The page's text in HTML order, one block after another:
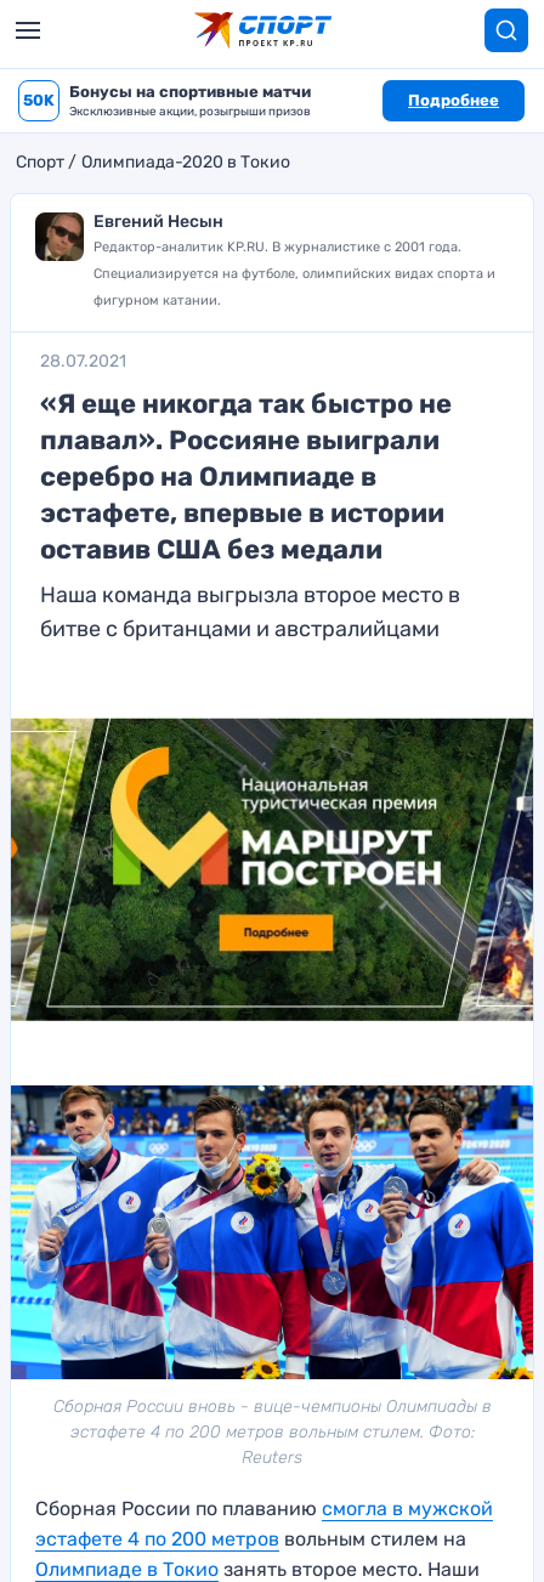
50K Бонусы на спортивные матчи
Эксклюзивные акции, розыгрыши призов
Подробнее
Спорт Олимпиада-2020 в Токио
Евгений Несын
Редактор-аналитик KP.RU. В журналистике с 2001 года.
Специализируется на футболе, олимпийских видах спорта и
фигурном катании.
28.07.2021
«Я еще никогда так быстро не
плавал». Россияне выиграли
серебро на Олимпиаде в
эстафете, впервые в истории
оставив США без медали
Наша команда выгрызла второе место в
битве с британцами и австралийцами
Сборная России вновь - вице-чемпионы Олимпиады в
эстафете 4 по 200 метров вольным стилем. Фото:
Reuters
Сборная России по плаванию смогла в мужской
эстафете 4 по 200 метров вольным стилем на
Олимпиаде в Токио занять второе место. Наши